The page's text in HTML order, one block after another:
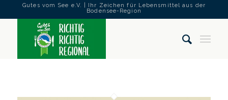
Gutes vom See e.V. | Ihr Zeichen für Lebensmittel aus der
Bodensee-Region